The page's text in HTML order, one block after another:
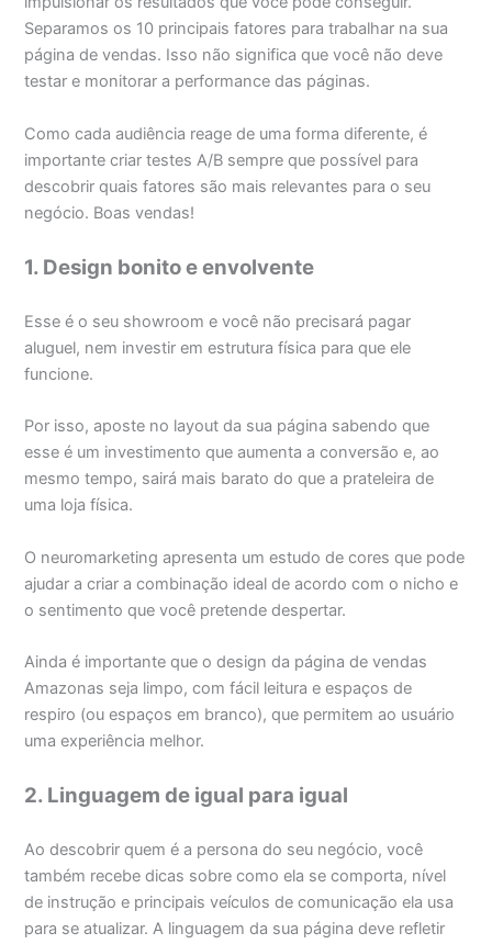
Separamos os 10 principais fatores para trabalhar na sua
página de vendas. Isso não significa que você não deve
testar e monitorar a performance das páginas.
Como cada audiência reage de uma forma diferente, é
importante criar testes A/B sempre que possível para
descobrir quais fatores são mais relevantes para o seu
negócio. Boas vendas!
1. Design bonito e envolvente
Esse é o seu showroom e você não precisará pagar
aluguel, nem investir em estrutura física para que ele
funcione.
Por isso, aposte no layout da sua página sabendo que
esse é um investimento que aumenta a conversão e, ao
mesmo tempo, sairá mais barato do que a prateleira de
uma loja física.
O neuromarketing apresenta um estudo de cores que pode
ajudar a criar a combinação ideal de acordo com o nicho e
o sentimento que você pretende despertar.
Ainda é importante que o design da página de vendas
Amazonas seja limpo, com fácil leitura e espaços de
respiro (ou espaços em branco), que permitem ao usuário
uma experiência melhor.
2. Linguagem de igual para igual
Ao descobrir quem é a persona do seu negócio, você
também recebe dicas sobre como ela se comporta, nível
de instrução e principais veículos de comunicação ela usa
para se atualizar. A linguagem da sua página deve refletir